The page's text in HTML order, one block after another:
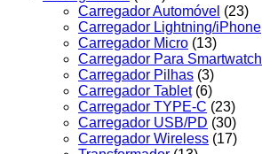
Carregador Automóvel (23)
Carregador Lightning/iPhone
Carregador Micro (13)
Carregador Para Smartwatch
Carregador Pilhas (3)
Carregador Tablet (6)
Carregador TYPE-C (23)
Carregador USB/PD (30)
Carregador Wireless (17)